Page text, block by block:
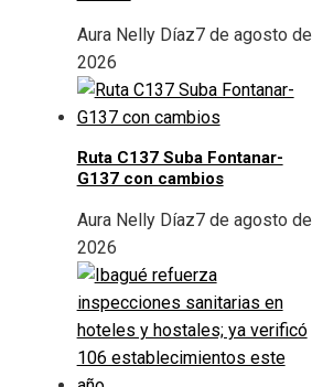
Aura Nelly Díaz7 de agosto de
2026
Ruta C137 Suba Fontanar-
G137 con cambios
Aura Nelly Díaz7 de agosto de
2026